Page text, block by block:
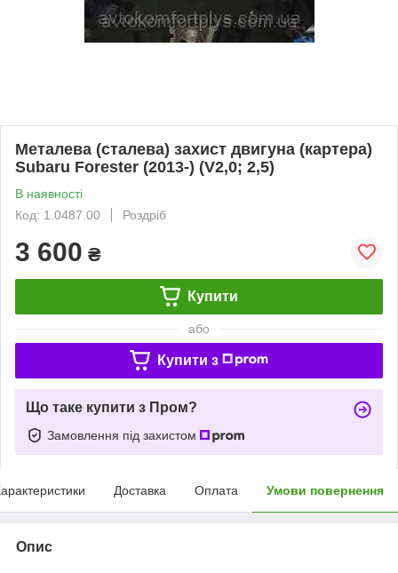
Металева (сталева) захист двигуна (картера)
Subaru Forester (2013-) (V2,0; 2,5)
В наявності
Код: 1.0487.00
Роздріб
3 600 ₴
Купити
або
Купити з
Що таке купити з Пром?
Замовлення під захистом
Доставка Оплата Умови повернення
Опис